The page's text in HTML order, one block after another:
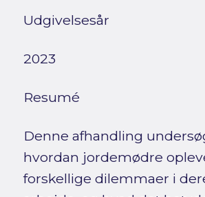
Udgivelsesår
2023
Resumé
Denne afhandling
hvordan jordemødre
forskellige dilemmaer i